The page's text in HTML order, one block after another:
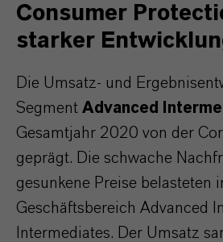
Consumer
starker
Die Umsatz- und
Segment Advanced
Gesamtjahr 2020 von der
geprägt. Die schwache
gesunkene Preise belasteten
Geschäftsbereich Advanced
Intermediates. Der Umsatz